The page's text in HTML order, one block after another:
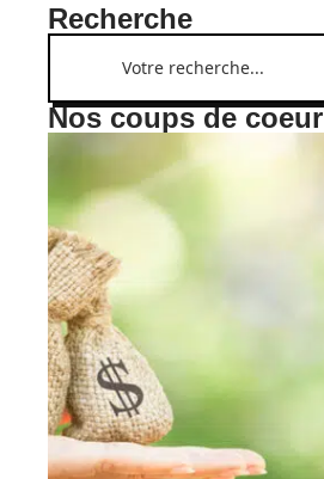
Recherche
Nos coups de coeur